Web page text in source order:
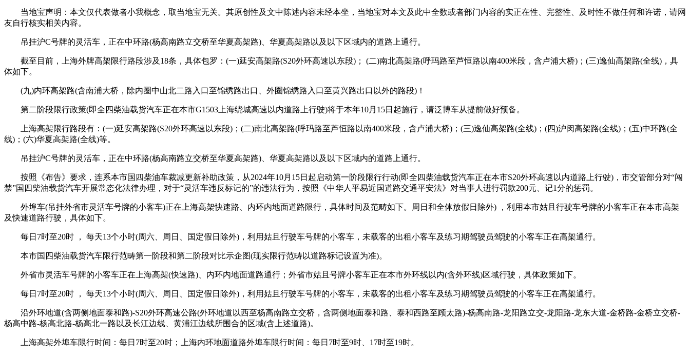
当地宝声明：本文仅代表做者小我概念，取当地宝无关。其原创性及文中陈述内容未经本坐，当地宝对本文及此中全数或者部门内容的实正在性、完整性、及时性不做任何和许诺，请网
友自行核实相关内容。
吊挂沪C号牌的灵活车，正在中环路(杨高南路立交桥至华夏高架路)、华夏高架路以及以下区域内的道路上通行。
截至目前，上海外牌高架限行路段涉及18条，具体包罗：(一)延安高架路(S20外环高速以东段)； (二)南北高架路(呼玛路至芦恒路以南400米段，含卢浦大桥)；(三)逸仙高架路(全线)，具
体如下。
(九)内环高架路(含南浦大桥，除内圈中山北二路入口至锦绣路出口、外圈锦绣路入口至黄兴路出口以外的路段)！
第二阶段限行政策(即全四柴油载货汽车正在本市G1503上海绕城高速以内道路上行驶)将于本年10月15日起施行，请泛博车从提前做好预备。
上海高架限行路段有：(一)延安高架路(S20外环高速以东段)；(二)南北高架路(呼玛路至芦恒路以南400米段，含卢浦大桥)；(三)逸仙高架路(全线)；(四)沪闵高架路(全线)；(五)中环路(全
线)；(六)华夏高架路(全线)等。
吊挂沪C号牌的灵活车，正在中环路(杨高南路立交桥至华夏高架路)、华夏高架路以及以下区域内的道路上通行。
按照《布告》要求，连系本市国四柴油车裁减更新补助政策，从2024年10月15日起启动第一阶段限行行动(即全四柴油载货汽车正在本市S20外环高速以内道路上行驶)，市交管部分对“闯
禁”国四柴油载货汽车开展常态化法律办理，对于“灵活车违反标记的”的违法行为，按照《中华人平易近国道路交通平安法》对当事人进行罚款200元、记1分的惩罚。
外埠车(吊挂外省市灵活车号牌的小客车)正在上海高架快速路、内环内地面道路限行，具体时间及范畴如下。周日和全体放假日除外) ，利用本市姑且行驶车号牌的小客车正在本市高架
及快速道路行驶，具体如下。
每日7时至20时 ， 每天13个小时(周六、周日、国定假日除外)，利用姑且行驶车号牌的小客车，未载客的出租小客车及练习期驾驶员驾驶的小客车正在高架通行。
本市国四柴油载货汽车限行范畴第一阶段和第二阶段对比示企图(现实限行范畴以道路标记设置为准)。
外省市灵活车号牌的小客车正在上海高架(快速路)、内环内地面道路通行；外省市姑且号牌小客车正在本市外环线以内(含外环线)区域行驶，具体政策如下。
每日7时至20时 ， 每天13个小时(周六、周日、国定假日除外)，利用姑且行驶车号牌的小客车，未载客的出租小客车及练习期驾驶员驾驶的小客车正在高架通行。
沿外环地道(含两侧地面泰和路)-S20外环高速公路(外环地道以西至杨高南路立交桥，含两侧地面泰和路、泰和西路至顾太路)-杨高南路-龙阳路立交-龙阳路-龙东大道-金桥路-金桥立交桥-
杨高中路-杨高北路-杨高北一路以及长江边线、黄浦江边线所围合的区域(含上述道路)。
上海高架外埠车限行时间：每日7时至20时；上海内环地面道路外埠车限行时间：每日7时至9时、17时至19时。